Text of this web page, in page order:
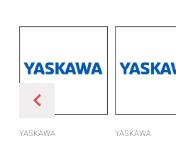
YASKAWA YASKAWA